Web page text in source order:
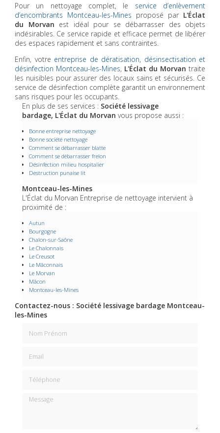
Pour un nettoyage complet, le service d’enlèvement
d’encombrants Montceau-les-Mines proposé par L'Éclat
du Morvan est idéal pour se débarrasser des objets
indésirables. Ce service rapide et efficace permet de libérer
des espaces rapidement et sans contraintes.
Enfin, votre entreprise de dératisation, désinsectisation et
désinfection Montceau-les-Mines, L'Éclat du Morvan traite
les nuisibles pour assurer des locaux sains et sécurisés. Ce
service de désinfection complète garantit un environnement
sans risques pour les occupants.
En plus de ses services : Société lessivage
bardage, L'Éclat du Morvan vous propose aussi :
Bonne entreprise nettoyage
Bonne société nettoyage
Comment se débarrasser blatte
Comment se débarrasser frelon
Désinfection milieu hospitalier
Destruction punaise lit
Montceau-les-Mines
L'Éclat du Morvan Entreprise de nettoyage intervient à
proximité de :
Autun
Bourgogne
Chalon-sur-Saône
Le Chalonnais
Le Creusot
Le Mâconnais
Le Morvan
Mâcon
Montceau-les-Mines
Contactez-nous : Société lessivage bardage Montceau-
les-Mines
Message